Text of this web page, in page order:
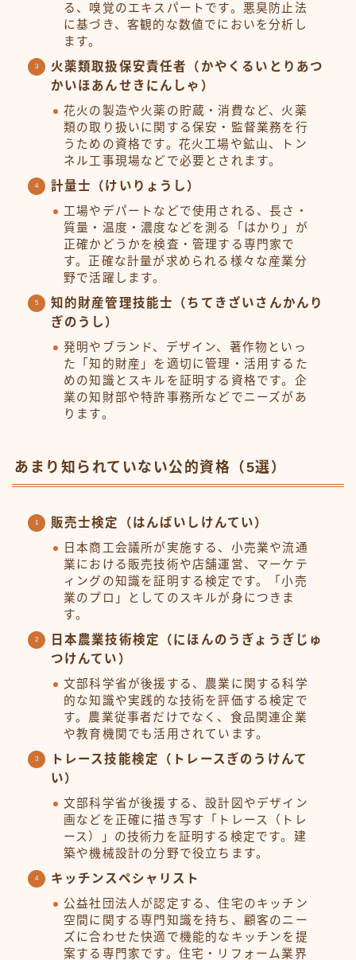
る、嗅覚のエキスパートです。悪臭防止法
に基づき、客観的な数値でにおいを分析し
ます。
火薬類取扱保安責任者（かやくるいとりあつ
かいほあんせきにんしゃ）
花火の製造や火薬の貯蔵・消費など、火薬
類の取り扱いに関する保安・監督業務を行
うための資格です。花火工場や鉱山、トン
ネル工事現場などで必要とされます。
計量士（けいりょうし）
工場やデパートなどで使用される、長さ・
質量・温度・濃度などを測る「はかり」が
正確かどうかを検査・管理する専門家で
す。正確な計量が求められる様々な産業分
野で活躍します。
知的財産管理技能士（ちてきざいさんかんり
ぎのうし）
発明やブランド、デザイン、著作物といっ
た「知的財産」を適切に管理・活用するた
めの知識とスキルを証明する資格です。企
業の知財部や特許事務所などでニーズがあ
ります。
あまり知られていない公的資格（5選）
販売士検定（はんばいしけんてい）
日本商工会議所が実施する、小売業や流通
業における販売技術や店舗運営、マーケテ
ィングの知識を証明する検定です。「小売
業のプロ」としてのスキルが身につきま
す。
日本農業技術検定（にほんのうぎょうぎじゅ
つけんてい）
文部科学省が後援する、農業に関する科学
的な知識や実践的な技術を評価する検定で
す。農業従事者だけでなく、食品関連企業
や教育機関でも活用されています。
トレース技能検定（トレースぎのうけんて
い）
文部科学省が後援する、設計図やデザイン
画などを正確に描き写す「トレース（トレ
ース）」の技術力を証明する検定です。建
築や機械設計の分野で役立ちます。
キッチンスペシャリスト
公益社団法人が認定する、住宅のキッチン
空間に関する専門知識を持ち、顧客のニー
ズに合わせた快適で機能的なキッチンを提
案する専門家です。住宅・リフォーム業界